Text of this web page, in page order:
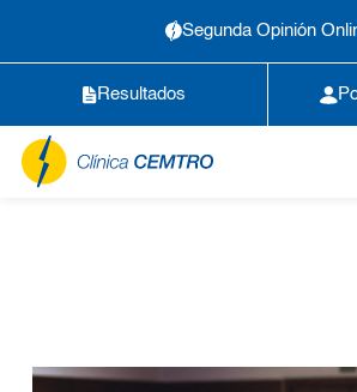
Segunda Opinión
Resultados